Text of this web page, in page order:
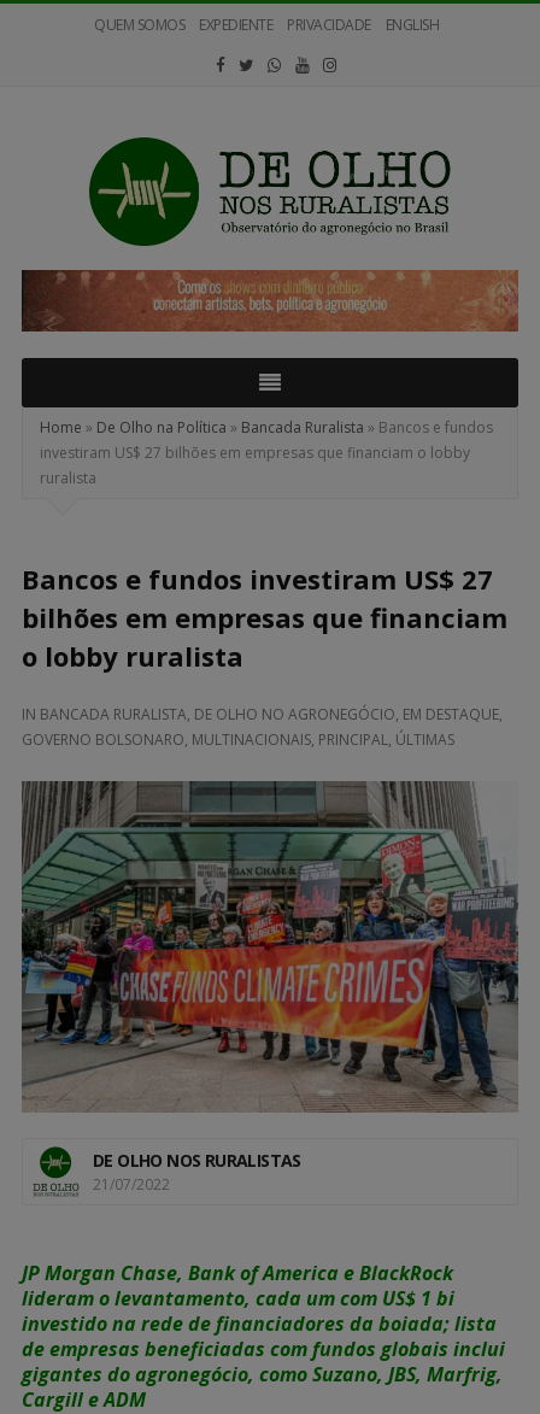
QUEM SOMOS EXPEDIENTE PRIVACIDADE ENGLISH
Olho
nos
Ruralistas
Home » De Olho na Política » Bancada Ruralista » Bancos e fundos
investiram US$ 27 bilhões em empresas que financiam o lobby
ruralista
Bancos e fundos investiram US$ 27
bilhões em empresas que financiam
o lobby ruralista
IN BANCADA RURALISTA, DE OLHO NO AGRONEGÓCIO, EM DESTAQUE,
GOVERNO BOLSONARO, MULTINACIONAIS, PRINCIPAL, ÚLTIMAS
DE OLHO NOS RURALISTAS
21/07/2022
JP Morgan Chase, Bank of America e BlackRock
lideram o levantamento, cada um com US$ 1 bi
investido na rede de financiadores da boiada; lista
de empresas beneficiadas com fundos globais inclui
gigantes do agronegócio, como Suzano, JBS, Marfrig,
Cargill e ADM